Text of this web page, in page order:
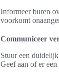
Informeer buren
voorkomt
Communiceer
Stuur een
Geef aan of er